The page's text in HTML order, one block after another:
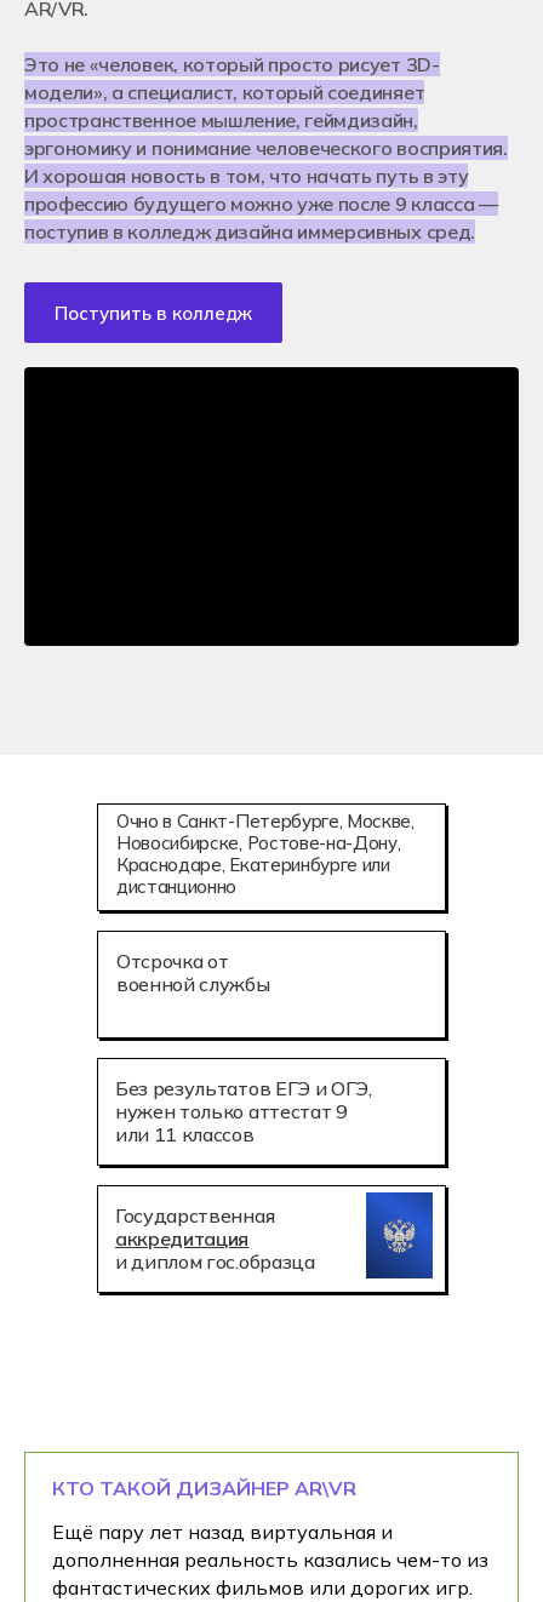
Подача документов
Очное обучение после 9-го класса
Очное обучение после 11-го класса
Дистанционное обучение
Чат для абитуриентов
Энциклопедия поступления
Истории успехов студентов
Кураторы и преподаватели
Как помочь колледжу Хекслет?
Контакты
Москва
Новосибирск
Санкт-Петербург
Екатеринбург
Краснодар
Ростов-на-Дону
Алматы, Казахстан
priem@hexly.ru
Подать заявку
Франчайзинг
Вакансии в Хекслет Колледж
AR/VR.
Это не «человек, который просто рисует 3D-
модели», а специалист, который соединяет
пространственное мышление, геймдизайн,
эргономику и понимание человеческого восприятия.
И хорошая новость в том, что начать путь в эту
профессию будущего можно уже после 9 класса —
поступив в колледж дизайна иммерсивных сред.
Поступить в колледж
Государственная
аккредитация
и диплом гос.образца
Отсрочка от
военной службы
Без результатов ЕГЭ и ОГЭ,
нужен только аттестат 9
или 11 классов
Очно в Санкт-Петербурге, Москве,
Новосибирске, Ростове-на-Дону,
Краснодаре, Екатеринбурге или
дистанционно
КТО ТАКОЙ ДИЗАЙНЕР AR\VR
Ещё пару лет назад виртуальная и
дополненная реальность казались чем-то из
фантастических фильмов или дорогих игр.